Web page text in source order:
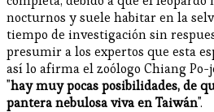
nocturnos y suele habitar en la
tiempo de investigación sin
presumir a los expertos que esta
así lo afirma el zoólogo Chiang
"hay muy pocas posibilidades, de
pantera nebulosa viva en Taiwán".